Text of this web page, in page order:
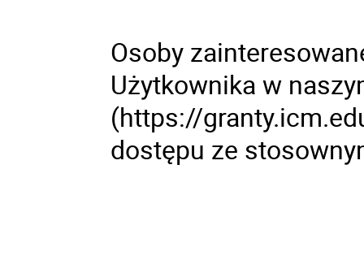
Osoby
Użytkownika w
(https://
dostępu ze